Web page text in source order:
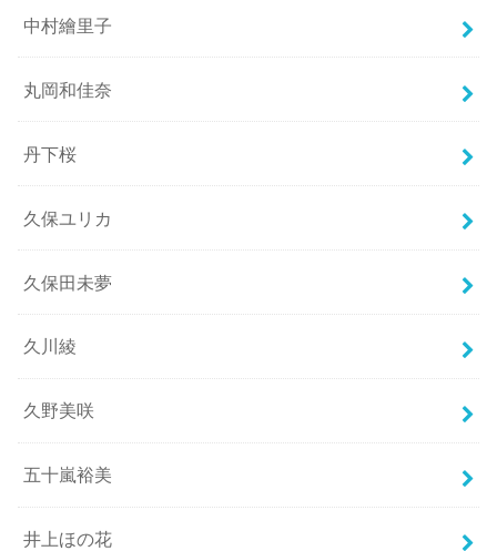
中村繪里子
丸岡和佳奈
丹下桜
久保ユリカ
久保田未夢
久川綾
久野美咲
五十嵐裕美
井上ほの花